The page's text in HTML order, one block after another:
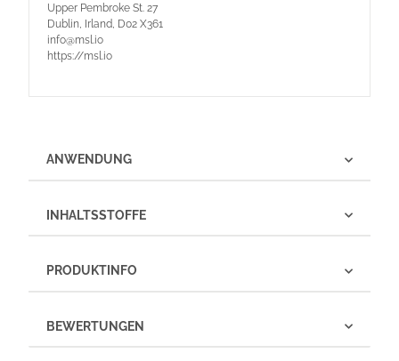
Upper Pembroke St. 27
Dublin, Irland, D02 X361
info@msl.io
https://msl.io
ANWENDUNG
INHALTSSTOFFE
PRODUKTINFO
BEWERTUNGEN